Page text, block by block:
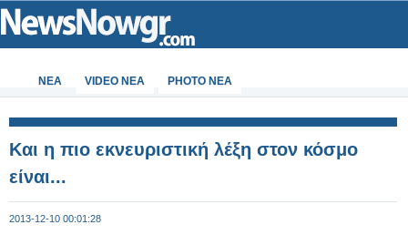
ΝΕΑ VIDEO NEA PHOTO NEA
Και η πιο εκνευριστική λέξη στον κόσμο
είναι...
2013-12-10 00:01:28